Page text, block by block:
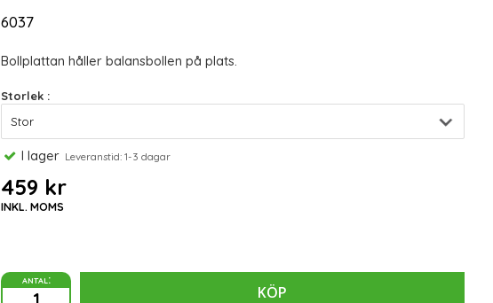
6037
Bollplattan håller balansbollen på plats.
Storlek :
I lagerLeveranstid: 1-3 dagar
459 kr
INKL. MOMS
antal:
KÖP